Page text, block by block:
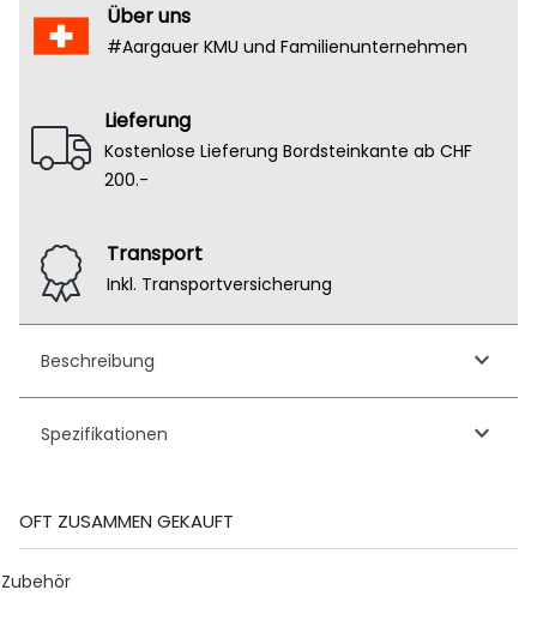
Über uns
#Aargauer KMU und Familienunternehmen
Lieferung
Kostenlose Lieferung Bordsteinkante ab CHF
200.-
Transport
Inkl. Transportversicherung
Beschreibung keyboard_arrow_down
Spezifikationen keyboard_arrow_down
OFT ZUSAMMEN GEKAUFT
Zubehör